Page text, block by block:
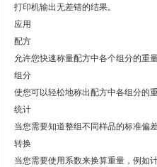
打印机输出无差错的结果。
应用
配方
允许您快速称量配方中各个组分的重
组分
使您可以轻松地称出配方中各组分的
统计
当您需要知道整组不同样品的标准偏
转换
当您需要使用系数来换算重量，例如